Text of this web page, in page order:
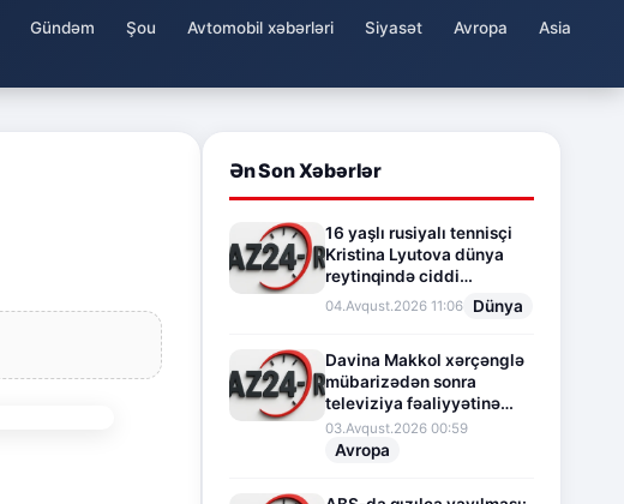
Gündəm Şou Avtomobil xəbərləri Siyasət Avropa
Asia
Ən Son Xəbərlər
16 yaşlı rusiyalı tennisçi
Kristina Lyutova dünya
reytinqində ciddi
irəliləyişə imza atdı
04.Avqust.2026 11:06 Dünya
Davina Makkol xərçənglə
mübarizədən sonra
televiziya fəaliyyətinə
fasilə verir
03.Avqust.2026 00:59
Avropa